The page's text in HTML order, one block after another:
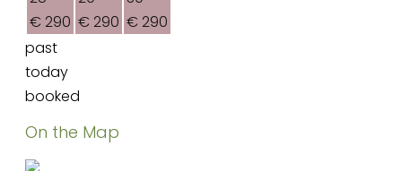
€ 290 € 290 € 290
past
today
booked
On the Map